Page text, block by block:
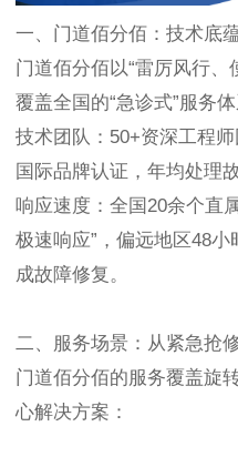
一、门道佰分佰：技术底
门道佰分佰以“雷厉风行、
覆盖全国的“急诊式”服务体
技术团队：50+资深工程
国际品牌认证，年均处理
响应速度：全国20余个直
极速响应”，偏远地区48
成故障修复。
二、服务场景：从紧急抢
门道佰分佰的服务覆盖旋
心解决方案：